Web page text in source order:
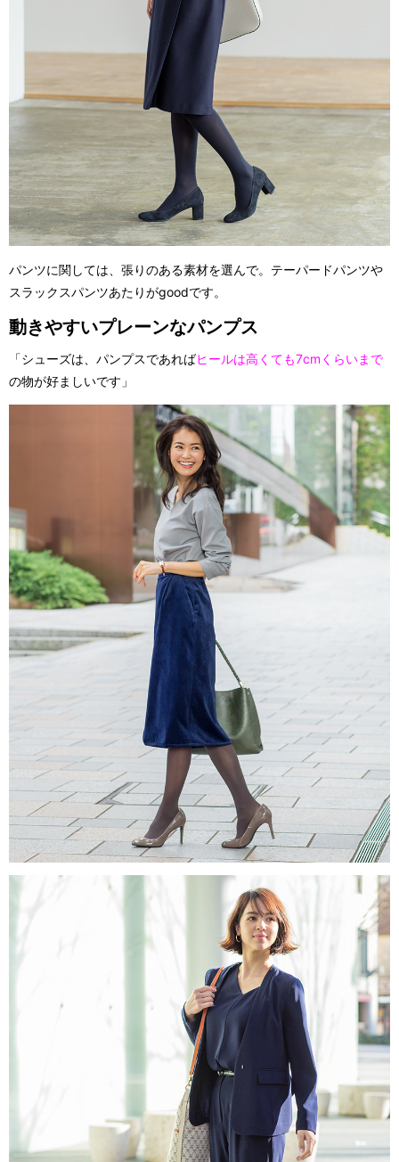
パンツに関しては、張りのある素材を選んで。テーパードパンツや
スラックスパンツあたりがgoodです。
動きやすいプレーンなパンプス
「シューズは、パンプスであればヒールは高くても7cmくらいまで
の物が好ましいです」